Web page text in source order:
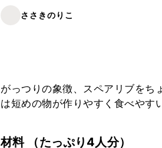
ささきのりこ
がっつりの象徴、スペアリブをち
は短めの物が作りやすく食べやす
材料 （たっぷり4人分）